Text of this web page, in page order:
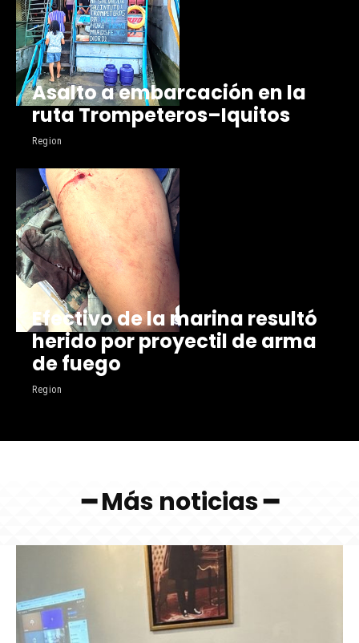
Asalto a embarcación en la
ruta Trompeteros–Iquitos
Region
Efectivo de la marina resultó
herido por proyectil de arma
de fuego
Region
━ Más noticias ━